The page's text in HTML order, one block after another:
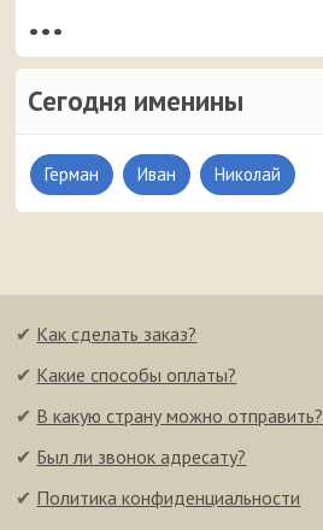
•••
Сегодня именины
Герман Иван Николай
✔ Как сделать заказ?
✔ Какие способы оплаты?
✔ В какую страну можно отправить?
✔ Был ли звонок адресату?
✔ Политика конфиденциальности